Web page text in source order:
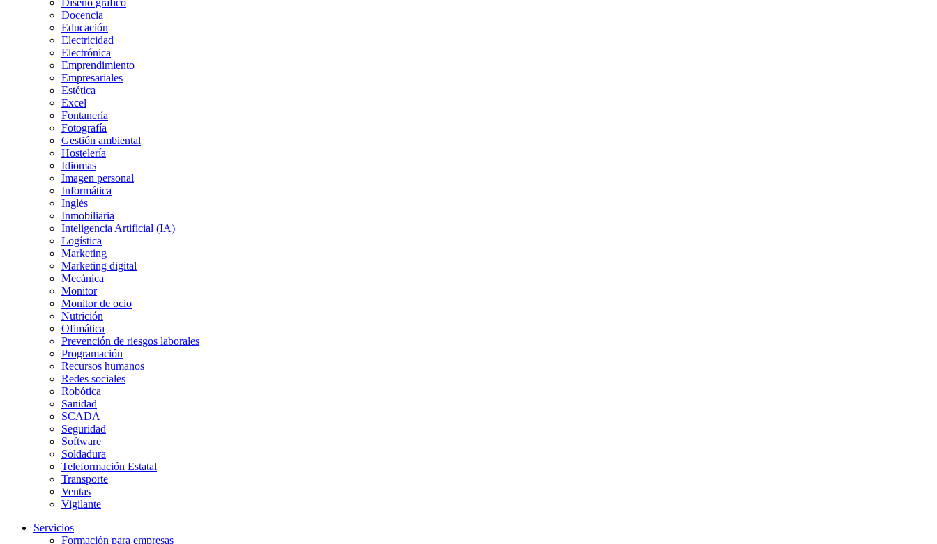
Diseño gráfico
Docencia
Educación
Electricidad
Electrónica
Emprendimiento
Empresariales
Estética
Excel
Fontanería
Fotografía
Gestión ambiental
Hostelería
Idiomas
Imagen personal
Informática
Inglés
Inmobiliaria
Inteligencia Artificial (IA)
Logística
Marketing
Marketing digital
Mecánica
Monitor
Monitor de ocio
Nutrición
Ofimática
Prevención de riesgos laborales
Programación
Recursos humanos
Redes sociales
Robótica
Sanidad
SCADA
Seguridad
Software
Soldadura
Teleformación Estatal
Transporte
Ventas
Vigilante
Servicios
Formación para empresas